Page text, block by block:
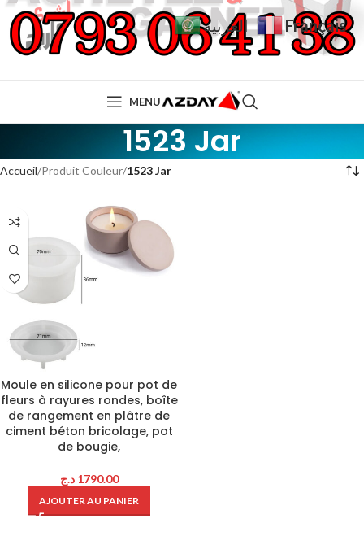
MENU
1523 Jar
Accueil Produit Couleur 1523 Jar
Moule en silicone pour pot de
fleurs à rayures rondes, boîte
de rangement en plâtre de
ciment béton bricolage, pot
de bougie,
1790.00 د.ج
AJOUTER AU PANIER
العربية Français